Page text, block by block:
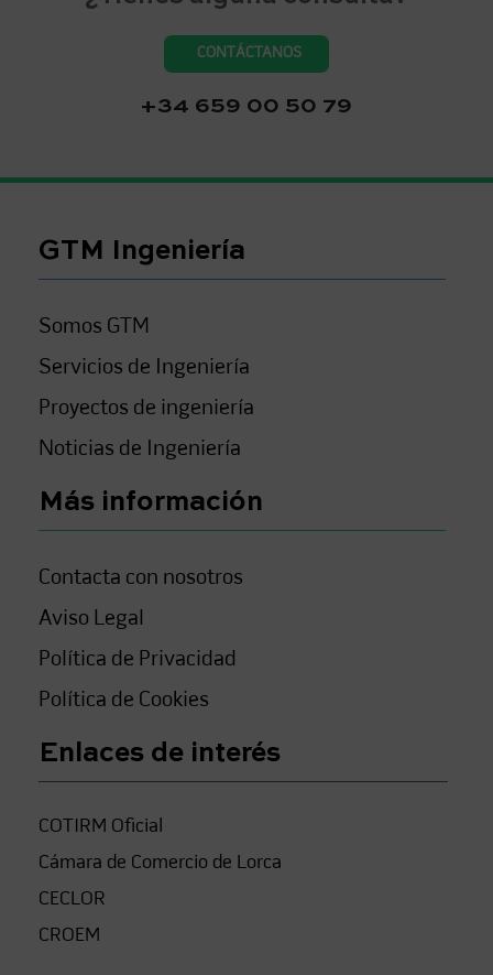
CONTÁCTANOS
+34 659 00 50 79
GTM Ingeniería
Somos GTM
Servicios de Ingeniería
Proyectos de ingeniería
Noticias de Ingeniería
Más información
Contacta con nosotros
Aviso Legal
Política de Privacidad
Política de Cookies
Enlaces de interés
COTIRM Oficial
Cámara de Comercio de Lorca
CECLOR
CROEM